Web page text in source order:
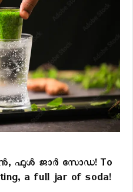
ഫുൾ ജാർ സോഡ! To
a full jar of soda!